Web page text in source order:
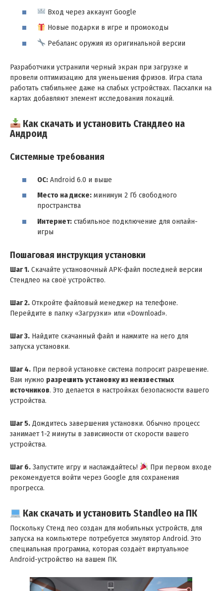
Вход через аккаунт Google
Новые подарки в игре и промокоды
Ребаланс оружия из оригинальной версии
Разработчики устранили черный экран при загрузке и
провели оптимизацию для уменьшения фризов. Игра стала
работать стабильнее даже на слабых устройствах. Пасхалки на
картах добавляют элемент исследования локаций.
Как скачать и установить Стандлео на
Андроид
Системные требования
ОС: Android 6.0 и выше
Место на диске: минимум 2 Гб свободного
пространства
Интернет: стабильное подключение для онлайн-
игры
Пошаговая инструкция установки
Шаг 1. Скачайте установочный APK-файл последней версии
Стендлео на своё устройство.
Шаг 2. Откройте файловый менеджер на телефоне.
Перейдите в папку «Загрузки» или «Download».
Шаг 3. Найдите скачанный файл и нажмите на него для
запуска установки.
Шаг 4. При первой установке система попросит разрешение.
Вам нужно разрешить установку из неизвестных
источников. Это делается в настройках безопасности вашего
устройства.
Шаг 5. Дождитесь завершения установки. Обычно процесс
занимает 1-2 минуты в зависимости от скорости вашего
устройства.
Шаг 6. Запустите игру и наслаждайтесь!
При первом входе
рекомендуется войти через Google для сохранения
прогресса.
Как скачать и установить Standleo на ПК
Поскольку Стенд лео создан для мобильных устройств, для
запуска на компьютере потребуется эмулятор Android. Это
специальная программа, которая создаёт виртуальное
Android-устройство на вашем ПК.